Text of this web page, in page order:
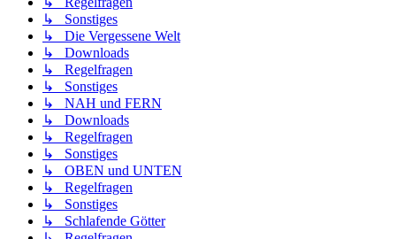
↳ Sonstiges
↳ Die Vergessene Welt
↳ Downloads
↳ Regelfragen
↳ Sonstiges
↳ NAH und FERN
↳ Downloads
↳ Regelfragen
↳ Sonstiges
↳ OBEN und UNTEN
↳ Regelfragen
↳ Sonstiges
↳ Schlafende Götter